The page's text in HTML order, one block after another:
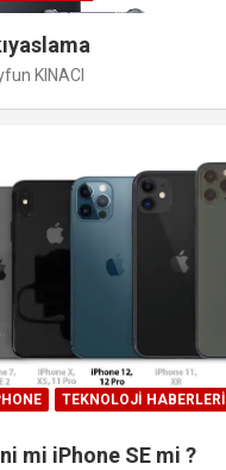
KINACI
TEKNOLOJI HABERLERI
mi iPhone SE mi ?